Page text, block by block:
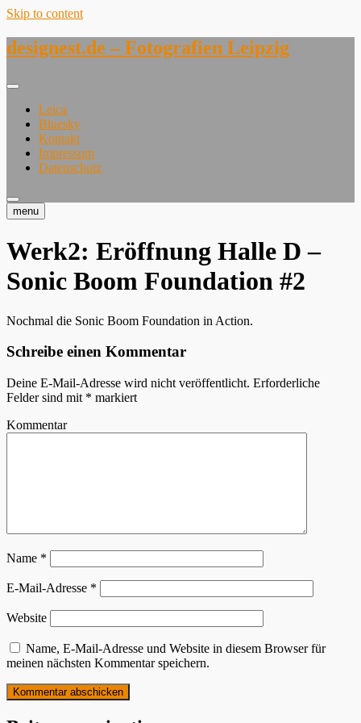
Skip to content
designest.de – Fotografien Leipzig
Leica
Bluesky
Kontakt
Impressum
Datenschutz
menu
Werk2: Eröffnung Halle D –
Sonic Boom Foundation #2
Nochmal die Sonic Boom Foundation in Action.
Schreibe einen Kommentar
Deine E-Mail-Adresse wird nicht veröffentlicht. Erforderliche
Felder sind mit * markiert
Kommentar
Name *
E-Mail-Adresse *
Website
Name, E-Mail-Adresse und Website in diesem Browser für
meinen nächsten Kommentar speichern.